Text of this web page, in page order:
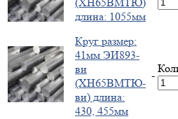
длина: 1055мм
Круг размер:
41мм ЭИ893-
ви
(ХН65ВМТЮ-
ви) длина:
430, 455мм
-